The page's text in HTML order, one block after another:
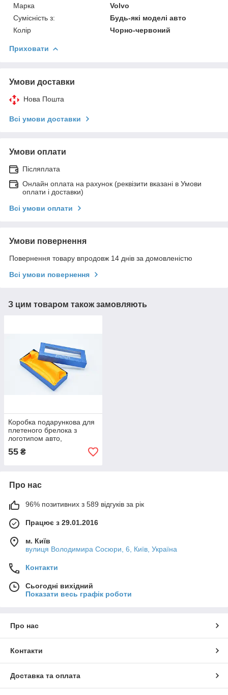
Марка
Volvo
Сумісність з:
Будь-які моделі авто
Колір
Чорно-червоний
Приховати
Умови доставки
Нова Пошта
Всі умови доставки
Умови оплати
Післяплата
Онлайн оплата на рахунок (реквізити вказані в Умови
оплати і доставки)
Всі умови оплати
Умови повернення
Повернення товару впродовж 14 днів за домовленістю
Всі умови повернення
З цим товаром також замовляють
Коробка подарункова для
плетеного брелока з
логотипом авто,
подушечкою синього
55 ₴
Про нас
96% позитивних з 589 відгуків за рік
Працює з 29.01.2016
м. Київ
вулиця Володимира Сосюри, 6, Київ, Україна
Контакти
Сьогодні вихідний
Показати весь графік роботи
Про нас
Контакти
Доставка та оплата